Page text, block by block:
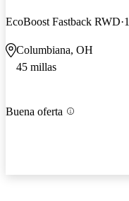
EcoBoost Fastback RWD
Columbiana, OH
45 millas
Buena oferta